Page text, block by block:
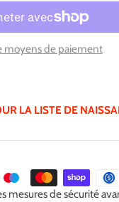
moyens de paiement
LA LISTE DE
mesures de sécurité